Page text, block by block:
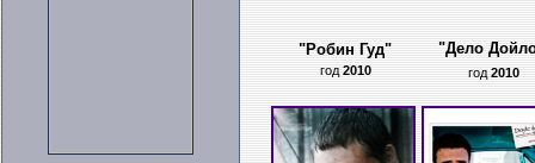
"Робин Гуд"
год2010
"Дело
год2010